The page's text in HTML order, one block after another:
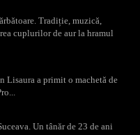
Tradiție, muzică,
cuplurilor de aur la hramul
Lisaura a primit o machetă de
Un tânăr de 23 de ani